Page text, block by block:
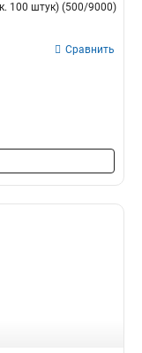
100 штук) (500/9000)
Сравнить